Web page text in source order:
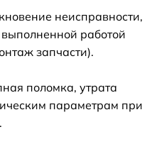
неисправности,
работой
запчасти).
поломка, утрата
параметрам при